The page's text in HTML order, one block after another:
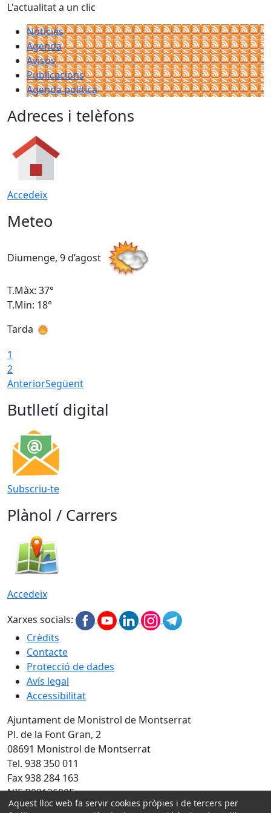
L'actualitat a un clic
Notícies
Agenda
Avisos
Publicacions
Agenda política
Adreces i telèfons
Accedeix
Meteo
Diumenge, 9 d’agost
T.Màx: 37°
T.Min: 18°
Tarda
1
2
AnteriorSegüent
Butlletí digital
Subscriu-te
Plànol / Carrers
Accedeix
Xarxes socials:
Crèdits
Contacte
Protecció de dades
Avís legal
Accessibilitat
Ajuntament de Monistrol de Montserrat
Pl. de la Font Gran, 2
08691 Monistrol de Montserrat
Tel. 938 350 011
Fax 938 284 163
NIF P0812600E
Aquest lloc web fa servir cookies pròpies i de tercers per